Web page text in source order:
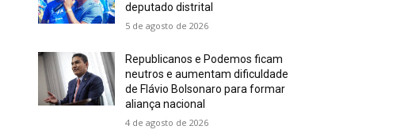
deputado distrital
5 de agosto de 2026
Republicanos e Podemos ficam
neutros e aumentam dificuldade
de Flávio Bolsonaro para formar
aliança nacional
4 de agosto de 2026